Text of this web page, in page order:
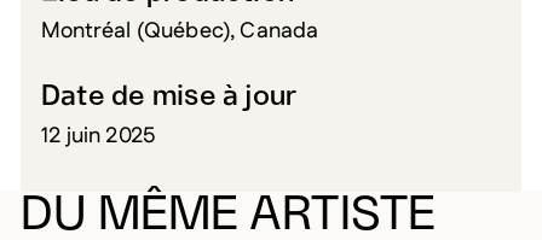
Montréal (Québec), Canada
Date de mise à jour
12 juin 2025
DU MÊME ARTISTE